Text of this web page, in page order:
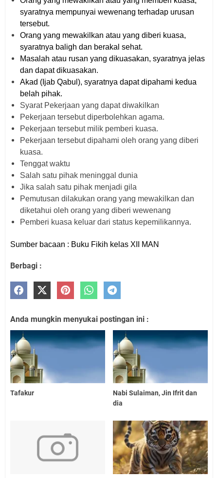
syaratnya mempunyai wewenang terhadap urusan
tersebut.
Orang yang mewakilkan atau yang diberi kuasa,
syaratnya baligh dan berakal sehat.
Masalah atau rusan yang dikuasakan, syaratnya jelas
dan dapat dikuasakan.
Akad (Ijab Qabul), syaratnya dapat dipahami kedua
belah pihak.
Syarat Pekerjaan yang dapat diwakilkan
Pekerjaan tersebut diperbolehkan agama.
Pekerjaan tersebut milik pemberi kuasa.
Pekerjaan tersebut dipahami oleh orang yang diberi
kuasa.
Tenggat waktu
Salah satu pihak meninggal dunia
Jika salah satu pihak menjadi gila
Pemutusan dilakukan orang yang mewakilkan dan
diketahui oleh orang yang diberi wewenang
Pemberi kuasa keluar dari status kepemilikannya.
Sumber bacaan : Buku Fikih kelas XII MAN
Berbagi :
Anda mungkin menyukai postingan ini :
Tafakur
Nabi Sulaiman, Jin Ifrit dan
dia